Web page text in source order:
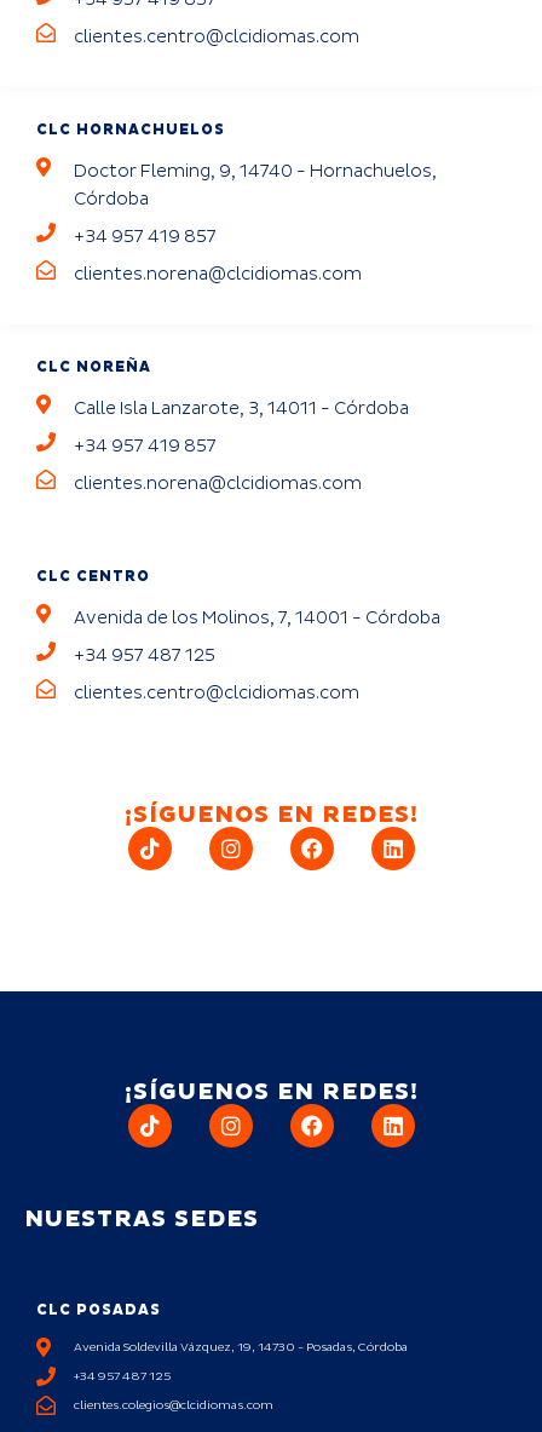
CLC CENTRO
Avenida de los Molinos, 7, 14001 - Córdoba
+34 957 487 125
clientes.centro@clcidiomas.com
CLC NOREÑA
Calle Isla Lanzarote, 3, 14011 - Córdoba
+34 957 419 857
clientes.norena@clcidiomas.com
CLC HORNACHUELOS
Doctor Fleming, 9, 14740 - Hornachuelos,
Córdoba
+34 957 419 857
clientes.norena@clcidiomas.com
clientes.centro@clcidiomas.com
¡SÍGUENOS EN REDES!
¡SÍGUENOS EN REDES!
NUESTRAS SEDES
CLC POSADAS
Avenida Soldevilla Vázquez, 19, 14730 - Posadas, Córdoba
+34 957 487 125
clientes.colegios@clcidiomas.com